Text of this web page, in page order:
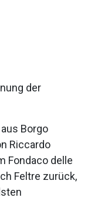
der
Borgo
Riccardo
Fondaco delle
Feltre zurück,